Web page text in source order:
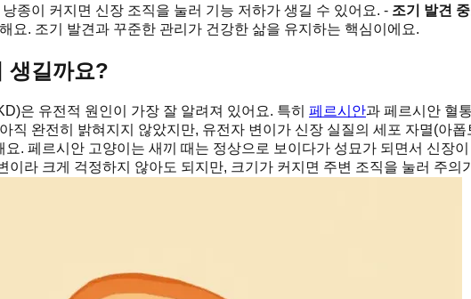
종이 커지면 신장 조직을 눌러 기능 저하가 생길 수 있어요. - 조기 발견
요. 조기 발견과 꾸준한 관리가 건강한 삶을 유지하는 핵심이에요.
생길까요?
은 유전적 원인이 가장 잘 알려져 있어요. 특히 페르시안과 페르시안 혈
직 완전히 밝혀지지 않았지만, 유전자 변이가 신장 실질의 세포 자멸(아
. 페르시안 고양이는 새끼 때는 정상으로 보이다가 성묘가 되면서 신장
이라 크게 걱정하지 않아도 되지만, 크기가 커지면 주변 조직을 눌러 주의